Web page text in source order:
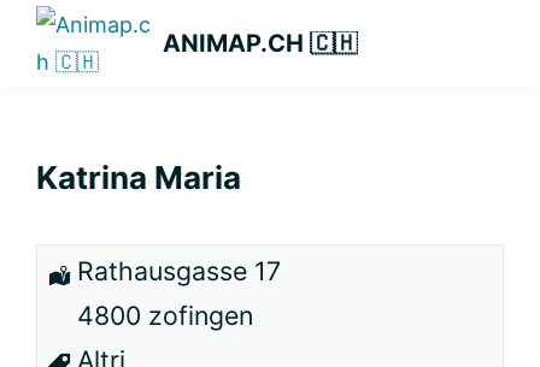
Passa
Passa
Passa
primaria
ANIMAP.CH 🇨🇭
Katrina Maria
Rathausgasse 17
4800 zofingen
Altri